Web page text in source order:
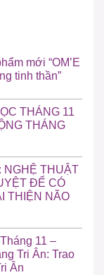
mới “OM’E
tinh thần”
THÁNG 11
THÁNG
NGHỆ THUẬT
ĐỂ CÓ
THIỆN NÃO
11 –
Tri Ân: Trao
Ân